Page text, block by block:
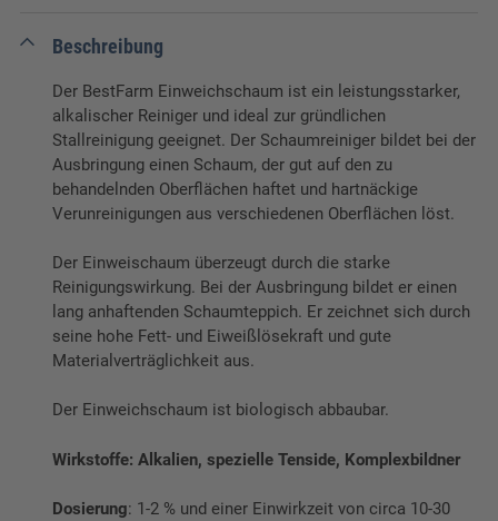
Beschreibung
Der BestFarm Einweichschaum ist ein leistungsstarker,
alkalischer Reiniger und ideal zur gründlichen
Stallreinigung geeignet. Der Schaumreiniger bildet bei der
Ausbringung einen Schaum, der gut auf den zu
behandelnden Oberflächen haftet und hartnäckige
Verunreinigungen aus verschiedenen Oberflächen löst.
Der Einweischaum überzeugt durch die starke
Reinigungswirkung. Bei der Ausbringung bildet er einen
lang anhaftenden Schaumteppich. Er zeichnet sich durch
seine hohe Fett- und Eiweißlösekraft und gute
Materialverträglichkeit aus.
Der Einweichschaum ist biologisch abbaubar.
Wirkstoffe: Alkalien, spezielle Tenside, Komplexbildner
Dosierung: 1-2 % und einer Einwirkzeit von circa 10-30